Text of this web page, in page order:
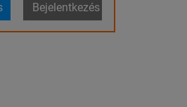
Bejelentkezés